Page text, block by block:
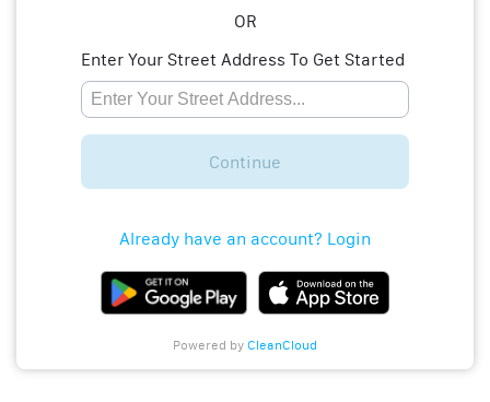
OR
Enter Your Street Address To Get Started
Continue
Already have an account? Login
Powered by CleanCloud